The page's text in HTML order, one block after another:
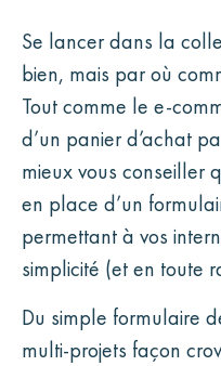
Se lancer dans la
bien, mais par où
Tout comme le e-
d’un panier d’achat
mieux vous conseiller
en place d’un
permettant à vos
simplicité (et en toute
Du simple formulaire
multi-projets façon